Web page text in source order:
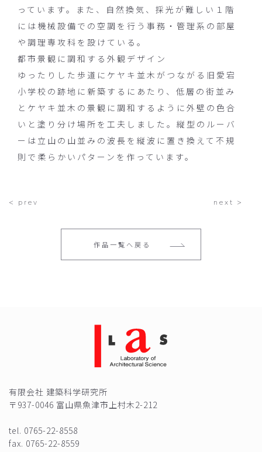
っています。また、自然換気、採光が難しい１階
には機械設備での空調を行う事務・管理系の部屋
や調理専攻科を設けている。
都市景観に調和する外観デザイン
ゆったりした歩道にケヤキ並木がつながる旧愛宕
小学校の跡地に新築するにあたり、低層の街並み
とケヤキ並木の景観に調和するように外壁の色合
いと塗り分け場所を工夫しました。縦型のルーバ
ーは立山の山並みの波長を縦波に置き換えて不規
則で柔らかいパターンを作っています。
< prev next >
作品一覧へ戻る
有限会社 建築科学研究所
〒937-0046 富山県魚津市上村木2-212
tel. 0765-22-8558
fax. 0765-22-8559